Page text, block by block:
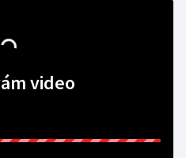
video